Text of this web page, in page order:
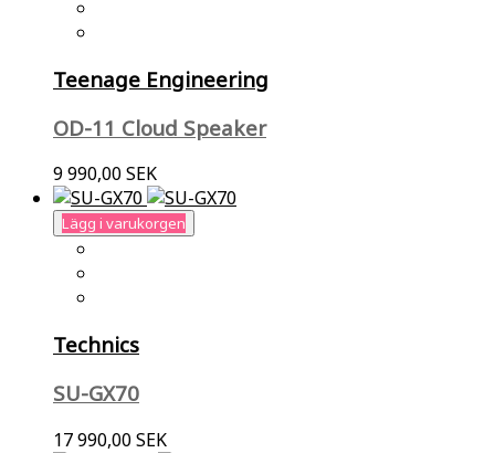
Teenage Engineering
OD-11 Cloud Speaker
9 990,00 SEK
Lägg i varukorgen
Technics
SU-GX70
17 990,00 SEK